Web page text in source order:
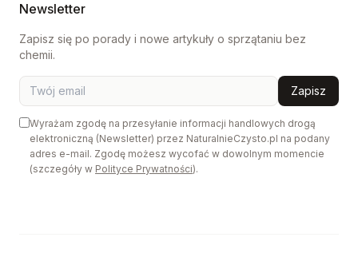
Newsletter
Zapisz się po porady i nowe artykuły o sprzątaniu bez
chemii.
Zapisz
Wyrażam zgodę na przesyłanie informacji handlowych drogą
elektroniczną (Newsletter) przez NaturalnieCzysto.pl na podany
adres e-mail. Zgodę możesz wycofać w dowolnym momencie
(szczegóły w Polityce Prywatności).